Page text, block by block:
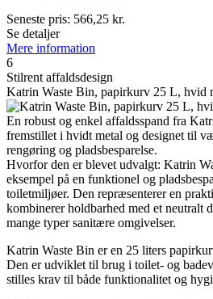
Seneste pris: 566,25 kr.
Se detaljer
Mere information
6
Stilrent affaldsdesign
Katrin Waste Bin, papirkurv 25 L, hvid
En robust og enkel affaldsspand fra
fremstillet i hvidt metal og designet til
rengøring og pladsbesparelse.
Hvorfor den er blevet udvalgt: Katrin
eksempel på en funktionel og
toiletmiljøer. Den repræsenterer en
kombinerer holdbarhed med et neutralt
mange typer sanitære omgivelser.
Katrin Waste Bin er en 25 liters
Den er udviklet til brug i toilet- og
stilles krav til både funktionalitet og